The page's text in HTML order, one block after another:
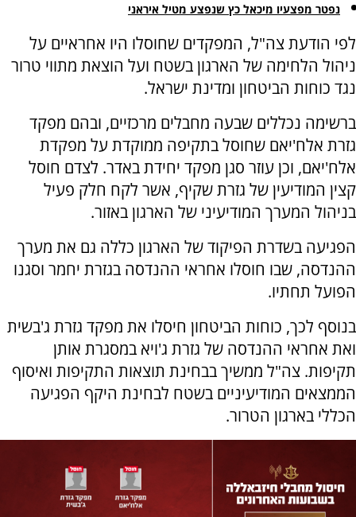
נפטר מפצעיו מיכאל כץ שנפצע מטיל איראני
לפי הודעת צה"ל, המפקדים שחוסלו היו אחראיים על
ניהול הלחימה של הארגון בשטח ועל הוצאת מתווי טרור
נגד כוחות הביטחון ומדינת ישראל.
ברשימה נכללים שבעה מחבלים מרכזיים, ובהם מפקד
גזרת אלח'יאם שחוסל בתקיפה ממוקדת על מפקדת
אלח'יאם, וכן עוזר סגן מפקד יחידת באדר. לצדם חוסל
קצין המודיעין של גזרת שקיף, אשר לקח חלק פעיל
בניהול המערך המודיעיני של הארגון באזור.
הפגיעה בשדרת הפיקוד של הארגון כללה גם את מערך
ההנדסה, שבו חוסלו אחראי ההנדסה בגזרת יחמר וסגנו
הפועל תחתיו.
בנוסף לכך, כוחות הביטחון חיסלו את מפקד גזרת ג'בשית
ואת אחראי ההנדסה של גזרת ג'ויא במסגרת אותן
תקיפות. צה"ל ממשיך בבחינת תוצאות התקיפות ואיסוף
הממצאים המודיעיניים בשטח לבחינת היקף הפגיעה
הכללי בארגון הטרור.